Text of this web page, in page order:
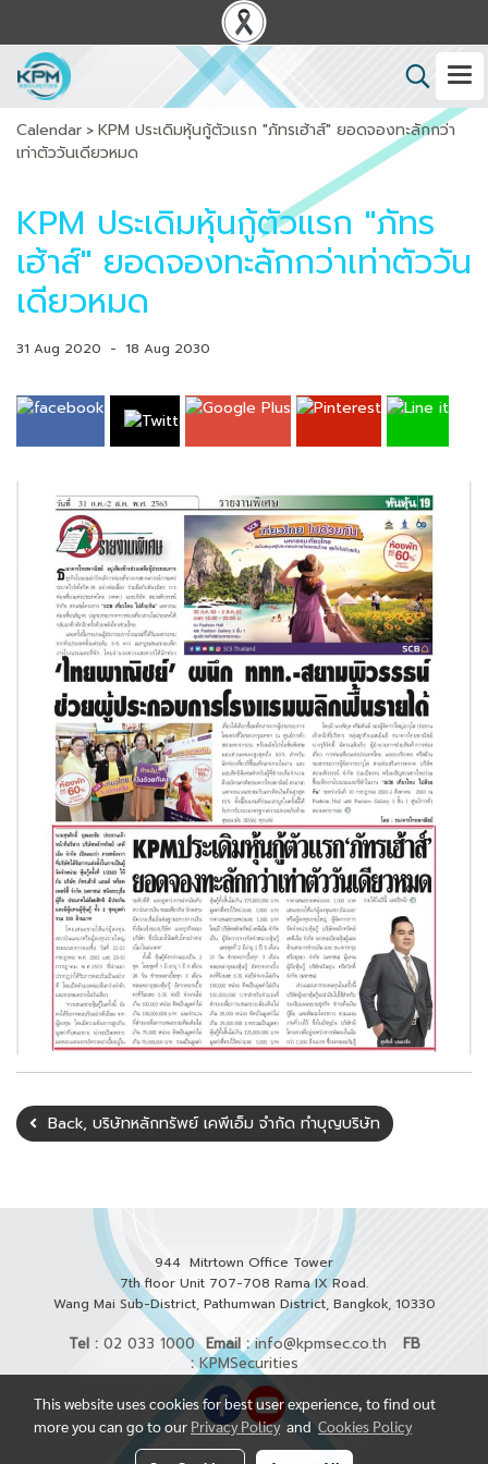
Calendar > KPM ประเดิมหุ้นกู้ตัวแรก "ภัทรเฮ้าส์" ยอดจองทะลักกว่า
เท่าตัววันเดียวหมด
KPM ประเดิมหุ้นกู้ตัวแรก "ภัทร
เฮ้าส์" ยอดจองทะลักกว่าเท่าตัววัน
เดียวหมด
31 Aug 2020 - 18 Aug 2030
Back, บริษัทหลักทรัพย์ เคพีเอ็ม จำกัด ทำบุญบริษัท
944 Mitrtown Office Tower
7th floor Unit 707-708 Rama IX Road.
Wang Mai Sub-District, Pathumwan District, Bangkok, 10330
Tel :02 033 1000Email :info@kpmsec.co.th FB
:KPMSecurities
This website uses cookies for best user experience, to find out
more you can go to our Privacy Policy and Cookies Policy